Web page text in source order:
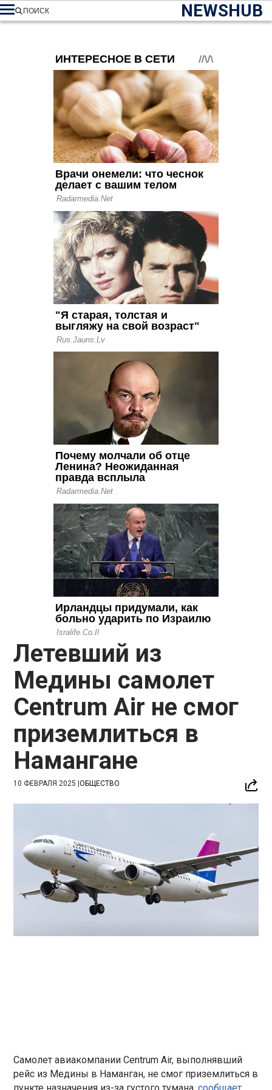
NEWSHUB
ПОИСК
Летевший из
Медины самолет
Centrum Air не смог
приземлиться в
Намангане
10 ФЕВРАЛЯ 2025 |ОБЩЕСТВО
Самолет авиакомпании Centrum Air, выполнявший
рейс из Медины в Наманган, не смог приземлиться в